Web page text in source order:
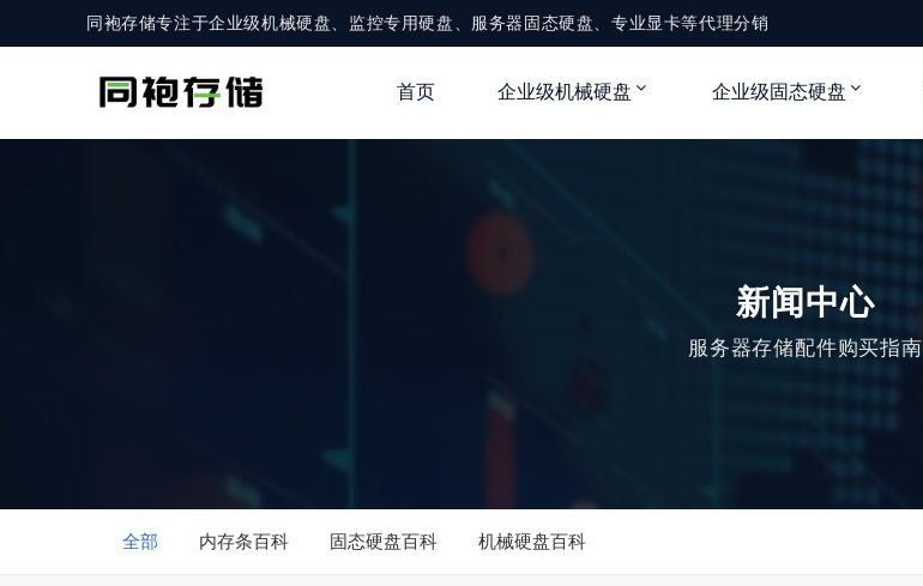
同袍存储专注于企业级机械硬盘、监控专用硬盘、服务器固态硬盘、专业显卡等代理分销
首页 企业级机械硬盘 企业级固态硬盘
新闻中心
服务器存储配件购买指南
全部 内存条百科 固态硬盘百科 机械硬盘百科